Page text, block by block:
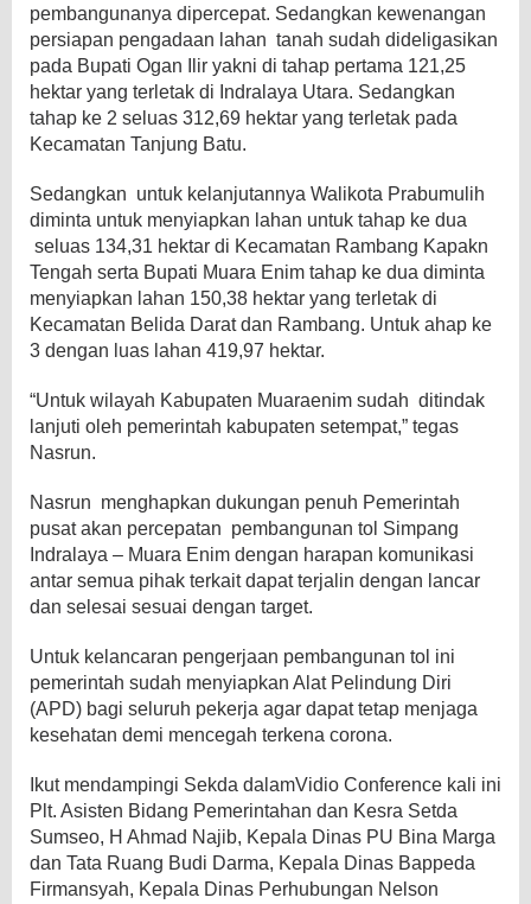
pembangunanya dipercepat. Sedangkan kewenangan
persiapan pengadaan lahan tanah sudah dideligasikan
pada Bupati Ogan Ilir yakni di tahap pertama 121,25
hektar yang terletak di Indralaya Utara. Sedangkan
tahap ke 2 seluas 312,69 hektar yang terletak pada
Kecamatan Tanjung Batu.
Sedangkan untuk kelanjutannya Walikota Prabumulih
diminta untuk menyiapkan lahan untuk tahap ke dua
seluas 134,31 hektar di Kecamatan Rambang Kapakn
Tengah serta Bupati Muara Enim tahap ke dua diminta
menyiapkan lahan 150,38 hektar yang terletak di
Kecamatan Belida Darat dan Rambang. Untuk ahap ke
3 dengan luas lahan 419,97 hektar.
“Untuk wilayah Kabupaten Muaraenim sudah ditindak
lanjuti oleh pemerintah kabupaten setempat,” tegas
Nasrun.
Nasrun menghapkan dukungan penuh Pemerintah
pusat akan percepatan pembangunan tol Simpang
Indralaya – Muara Enim dengan harapan komunikasi
antar semua pihak terkait dapat terjalin dengan lancar
dan selesai sesuai dengan target.
Untuk kelancaran pengerjaan pembangunan tol ini
pemerintah sudah menyiapkan Alat Pelindung Diri
(APD) bagi seluruh pekerja agar dapat tetap menjaga
kesehatan demi mencegah terkena corona.
Ikut mendampingi Sekda dalamVidio Conference kali ini
Plt. Asisten Bidang Pemerintahan dan Kesra Setda
Sumseo, H Ahmad Najib, Kepala Dinas PU Bina Marga
dan Tata Ruang Budi Darma, Kepala Dinas Bappeda
Firmansyah, Kepala Dinas Perhubungan Nelson